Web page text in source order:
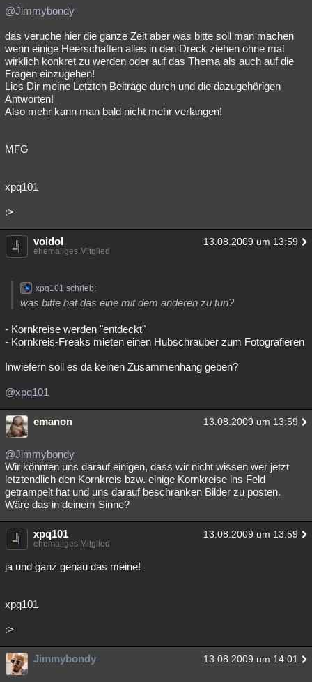
@Jimmybondy
das veruche hier die ganze Zeit aber was bitte soll man machen
wenn einige Heerschaften alles in den Dreck ziehen ohne mal
wirklich konkret zu werden oder auf das Thema als auch auf die
Fragen einzugehen!
Lies Dir meine Letzten Beiträge durch und die dazugehörigen
Antworten!
Also mehr kann man bald nicht mehr verlangen!
MFG
xpq101
:>
voidol 13.08.2009 um 13:59
ehemaliges Mitglied
xpq101 schrieb:
was bitte hat das eine mit dem anderen zu tun?
- Kornkreise werden "entdeckt"
- Kornkreis-Freaks mieten einen Hubschrauber zum Fotografieren
Inwiefern soll es da keinen Zusammenhang geben?
@xpq101
emanon 13.08.2009 um 13:59
@Jimmybondy
Wir könnten uns darauf einigen, dass wir nicht wissen wer jetzt
letztendlich den Kornkreis bzw. einige Kornkreise ins Feld
getrampelt hat und uns darauf beschränken Bilder zu posten.
Wäre das in deinem Sinne?
xpq101 13.08.2009 um 13:59
ehemaliges Mitglied
ja und ganz genau das meine!
xpq101
:>
Jimmybondy 13.08.2009 um 14:01